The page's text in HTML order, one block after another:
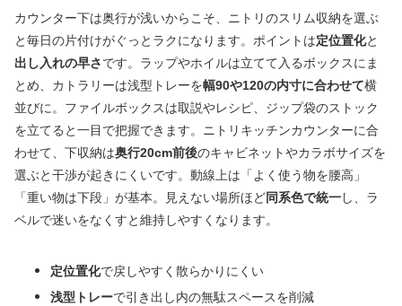
カウンター下は奥行が浅いからこそ、ニトリのスリム収納を選ぶ
と毎日の片付けがぐっとラクになります。ポイントは定位置化と
出し入れの早さです。ラップやホイルは立てて入るボックスにま
とめ、カトラリーは浅型トレーを幅90や120の内寸に合わせて横
並びに。ファイルボックスは取説やレシピ、ジップ袋のストック
を立てると一目で把握できます。ニトリキッチンカウンターに合
わせて、下収納は奥行20cm前後のキャビネットやカラボサイズを
選ぶと干渉が起きにくいです。動線上は「よく使う物を腰高」
「重い物は下段」が基本。見えない場所ほど同系色で統一し、ラ
ベルで迷いをなくすと維持しやすくなります。
定位置化で戻しやすく散らかりにくい
浅型トレーで引き出し内の無駄スペースを削減